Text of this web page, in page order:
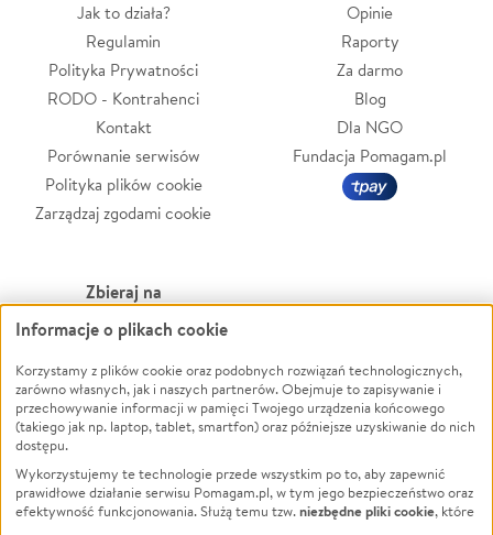
Jak to działa?
Regulamin
Polityka Prywatności
RODO - Kontrahenci
Kontakt
Porównanie serwisów
Polityka plików cookie
Zarządzaj zgodami cookie
Opinie
Raporty
Za darmo
Blog
Dla NGO
Fundacja Pomagam.pl
Zbieraj na
Leczenie
Zwierzęta
Pożar
Ukraina
Pomoc Finansowa
Projekty
Powódź
Wichura
NGO
Edukacja
Podróż
Informacje o plikach cookie
Korzystamy z plików cookie oraz podobnych rozwiązań technologicznych,
zarówno własnych, jak i naszych partnerów. Obejmuje to zapisywanie i
przechowywanie informacji w pamięci Twojego urządzenia końcowego
(takiego jak np. laptop, tablet, smartfon) oraz późniejsze uzyskiwanie do nich
dostępu.
Wykorzystujemy te technologie przede wszystkim po to, aby zapewnić
prawidłowe działanie serwisu Pomagam.pl, w tym jego bezpieczeństwo oraz
efektywność funkcjonowania. Służą temu tzw.niezbędne pliki cookie, które